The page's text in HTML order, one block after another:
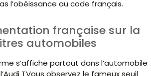
l’obéissance au code français.
française sur la
automobiles
s’affiche partout dans l’automobile
TVous observez le fameux seuil